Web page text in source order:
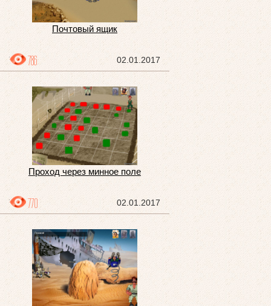
Почтовый ящик
02.01.2017
786
Проход через минное поле
02.01.2017
770